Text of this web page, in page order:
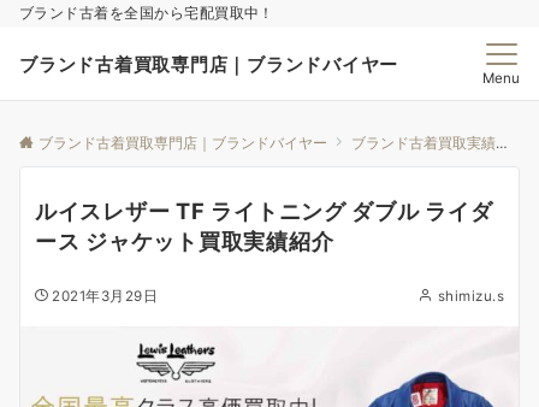
ブランド古着を全国から宅配買取中！
ブランド古着買取専門店｜ブランドバイヤー
Menu
ブランド古着買取専門店｜ブランドバイヤー ブランド古着買取実績｜ブランドバイヤー
ルイスレザー TF ライトニング ダブル ライダ
ース ジャケット買取実績紹介
2021年3月29日 shimizu.s